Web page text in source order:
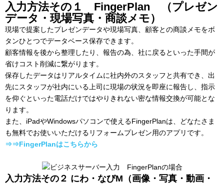
入力方法その１ FingerPlan （プレゼン
データ・現場写真・商談メモ）
現場で提案したプレゼンデータや現場写真、顧客との商談メモをボ
タンひとつでデータベース保存できます。
顧客情報を後から整理したり、報告の為、社に戻るといった手間が
省けコスト削減に繋がります。
保存したデータはリアルタイムに社内外のスタッフと共有でき、出
先にスタッフが社内にいる上司に現場の状況を即座に報告し、指示
を仰ぐといった電話だけではやりきれない密な情報交換が可能とな
ります。
また、iPadやWindowsパソコンで使えるFingerPlanは、どなたさま
も無料でお使いいただけるリフォームプレゼン用のアプリです。
⇒⇒FingerPlanはこちらから
入力方法その２ にわ・なびM（画像・写真・動画・